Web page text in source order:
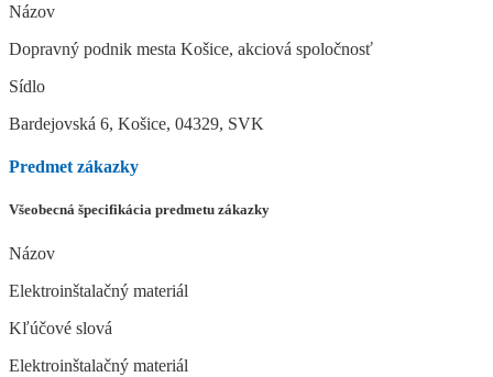
Názov
Dopravný podnik mesta Košice, akciová spoločnosť
Sídlo
Bardejovská 6, Košice, 04329, SVK
Predmet zákazky
Všeobecná špecifikácia predmetu zákazky
Názov
Elektroinštalačný materiál
Kľúčové slová
Elektroinštalačný materiál